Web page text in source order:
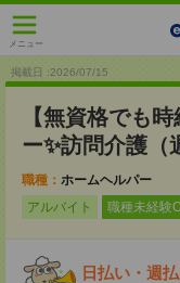
メニュー
掲載日 :2026/07/15
【無資格でも
ー✨訪問介護
職種： ホームヘルパー
アルバイト
職種未経験
日払い・週